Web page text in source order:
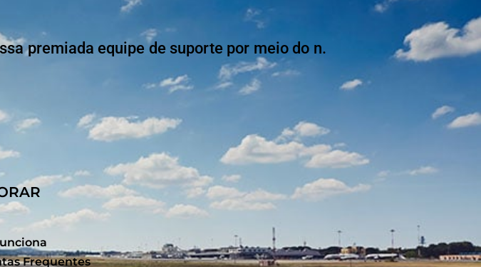
premiada equipe de suporte por meio do n.
Frequentes